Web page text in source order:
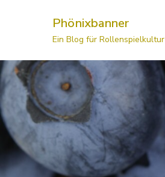
Phönixbanner
Ein Blog für Rollenspielkultur